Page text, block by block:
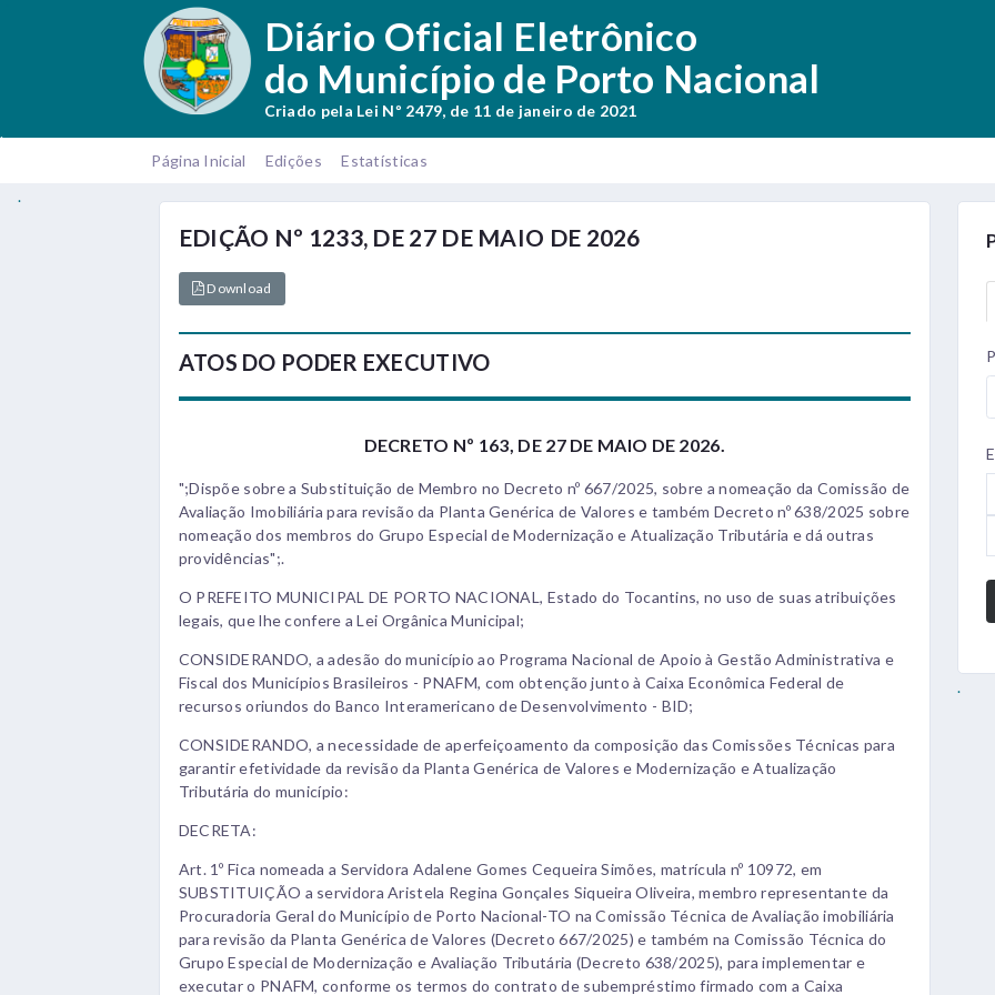
Diário Oficial Eletrônico
do Município de Porto Nacional
Criado pela Lei Nº 2479, de 11 de janeiro de 2021
.
Página Inicial
Edições Estatísticas
.
EDIÇÃO Nº 1233, DE 27 DE MAIO DE 2026
Download
ATOS DO PODER EXECUTIVO
DECRETO Nº 163, DE 27 DE MAIO DE 2026.
";Dispõe sobre a Substituição de Membro no Decreto nº 667/2025, sobre a nomeação da Comissão de
Avaliação Imobiliária para revisão da Planta Genérica de Valores e também Decreto nº 638/2025 sobre
nomeação dos membros do Grupo Especial de Modernização e Atualização Tributária e dá outras
providências";.
O PREFEITO MUNICIPAL DE PORTO NACIONAL, Estado do Tocantins, no uso de suas atribuições
legais, que lhe confere a Lei Orgânica Municipal;
CONSIDERANDO, a adesão do município ao Programa Nacional de Apoio à Gestão Administrativa e
Fiscal dos Municípios Brasileiros - PNAFM, com obtenção junto à Caixa Econômica Federal de
recursos oriundos do Banco Interamericano de Desenvolvimento - BID;
CONSIDERANDO, a necessidade de aperfeiçoamento da composição das Comissões Técnicas para
garantir efetividade da revisão da Planta Genérica de Valores e Modernização e Atualização
Tributária do município:
DECRETA:
Art. 1º Fica nomeada a Servidora Adalene Gomes Cequeira Simões, matrícula nº 10972, em
SUBSTITUIÇÃO a servidora Aristela Regina Gonçales Siqueira Oliveira, membro representante da
Procuradoria Geral do Município de Porto Nacional-TO na Comissão Técnica de Avaliação imobiliária
para revisão da Planta Genérica de Valores (Decreto 667/2025) e também na Comissão Técnica do
Grupo Especial de Modernização e Avaliação Tributária (Decreto 638/2025), para implementar e
executar o PNAFM, conforme os termos do contrato de subempréstimo firmado com a Caixa
.